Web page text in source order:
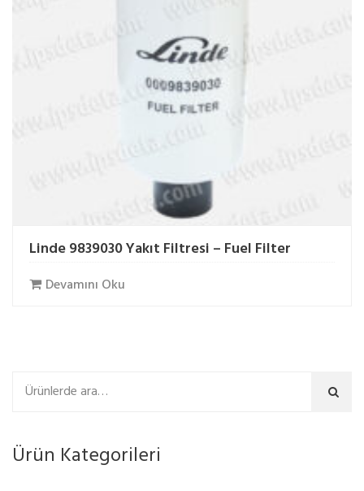
Linde 9839030 Yakıt Filtresi – Fuel Filter
Devamını Oku
Ara
Ürün Kategorileri